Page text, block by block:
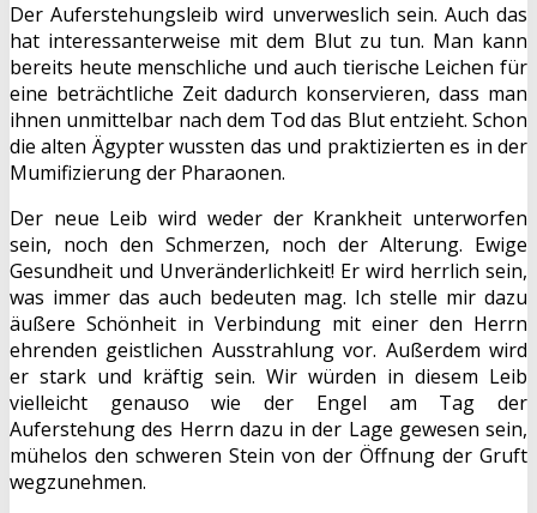
Der Auferstehungsleib wird unverweslich sein. Auch das
hat interessanterweise mit dem Blut zu tun. Man kann
bereits heute menschliche und auch tierische Leichen für
eine beträchtliche Zeit dadurch konservieren, dass man
ihnen unmittelbar nach dem Tod das Blut entzieht. Schon
die alten Ägypter wussten das und praktizierten es in der
Mumifizierung der Pharaonen.
Der neue Leib wird weder der Krankheit unterworfen
sein, noch den Schmerzen, noch der Alterung. Ewige
Gesundheit und Unveränderlichkeit! Er wird herrlich sein,
was immer das auch bedeuten mag. Ich stelle mir dazu
äußere Schönheit in Verbindung mit einer den Herrn
ehrenden geistlichen Ausstrahlung vor. Außerdem wird
er stark und kräftig sein. Wir würden in diesem Leib
vielleicht genauso wie der Engel am Tag der
Auferstehung des Herrn dazu in der Lage gewesen sein,
mühelos den schweren Stein von der Öffnung der Gruft
wegzunehmen.